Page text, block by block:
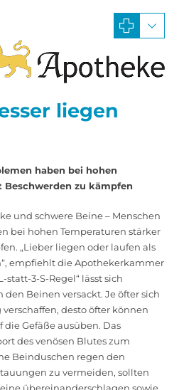
liegen
haben bei hohen
zu kämpfen
und schwere Beine – Menschen
bei hohen Temperaturen stärker
„Lieber liegen oder laufen als
empfiehlt die Apothekerkammer
statt-3-S-Regel“ lässt sich
Beinen versackt. Je öfter sich
desto öfter können
Gefäße ausüben. Das
des venösen Blutes zum
Beinduschen regen den
zu vermeiden, sollten
über­einanderschlagen sowie